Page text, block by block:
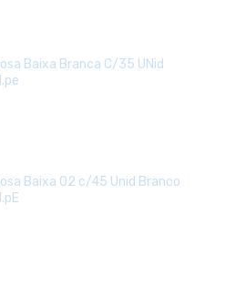
Baixa Branca C/35 UNid
Baixa 02 c/45 Unid Branco